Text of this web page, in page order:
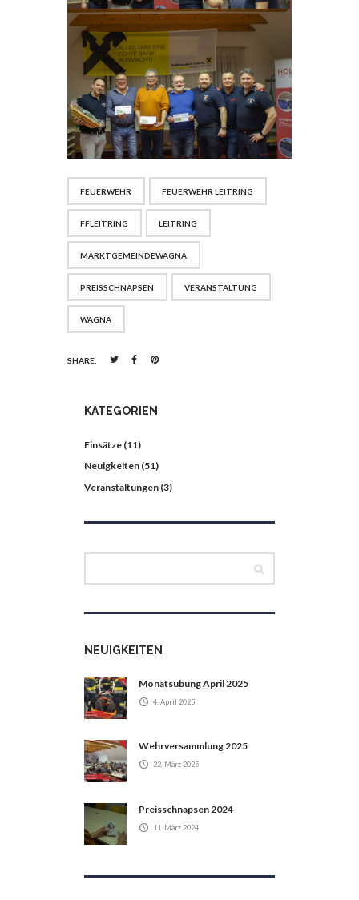
FEUERWEHR FEUERWEHR LEITRING
FFLEITRING LEITRING
MARKTGEMEINDEWAGNA
PREISSCHNAPSEN VERANSTALTUNG
WAGNA
SHARE:
KATEGORIEN
Einsätze (11)
Neuigkeiten (51)
Veranstaltungen (3)
NEUIGKEITEN
Monatsübung April 2025
4. April 2025
Wehrversammlung 2025
22. März 2025
Preisschnapsen 2024
11. März 2024